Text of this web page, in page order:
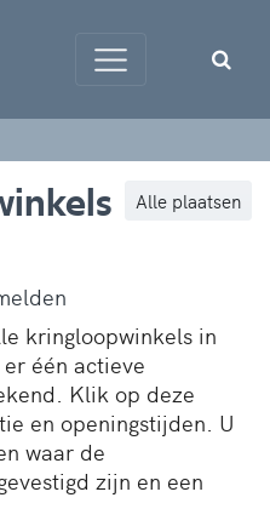
Alle plaatsen
kringloopwinkels in
één actieve
Klik op deze
en openingstijden. U
waar de
zijn en een